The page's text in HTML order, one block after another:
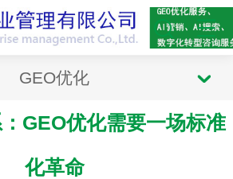
GEO优化
GEO优化需要一场标准
化革命